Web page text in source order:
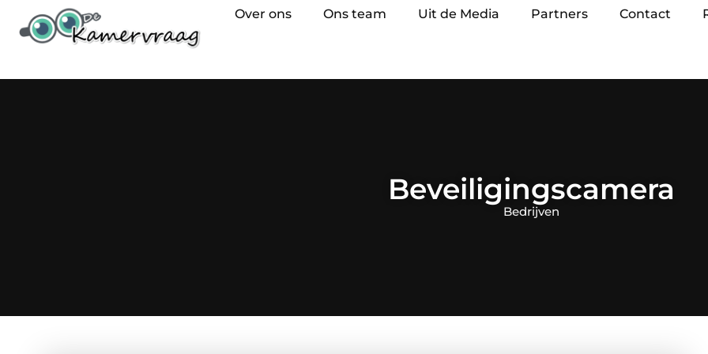
Over ons Ons team Uit de Media Partners Contact
Beveiligingscamera
Bedrijven